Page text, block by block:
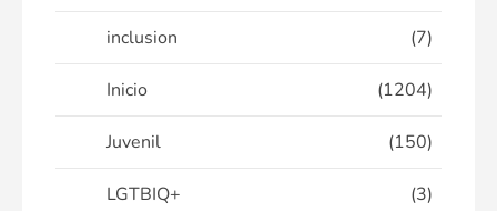
inclusion (7)
Inicio (1204)
Juvenil (150)
LGTBIQ+ (3)